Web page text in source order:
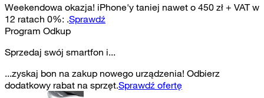
Weekendowa okazja! iPhone'y taniej nawet o 450 zł + VAT w
12 ratach 0%: .Sprawdź
Program Odkup
Sprzedaj swój smartfon i...
...zyskaj bon na zakup nowego urządzenia! Odbierz
dodatkowy rabat na sprzęt.Sprawdź ofertę